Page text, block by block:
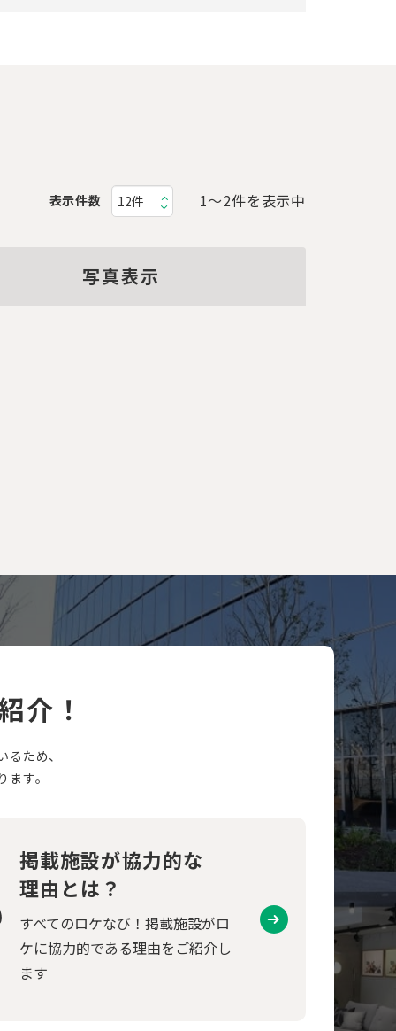
表示件数 1〜2件を表示中
写真表示
介！
ため、
す。
掲載施設が協力的な
理由とは？
すべてのロケなび！掲載施設がロ
ケに協力的である理由をご紹介し
ます